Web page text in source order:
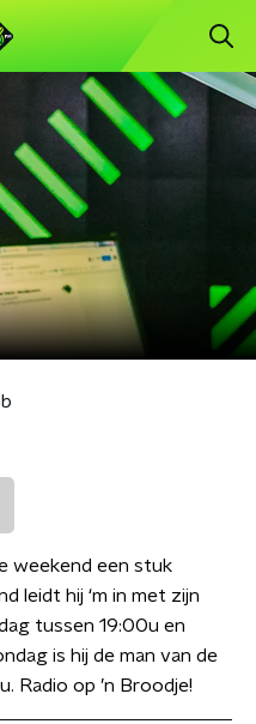
weekend een stuk
leidt hij ‘m in met zijn
tussen 19:00u en
is hij de man van de
Radio op ’n Broodje!